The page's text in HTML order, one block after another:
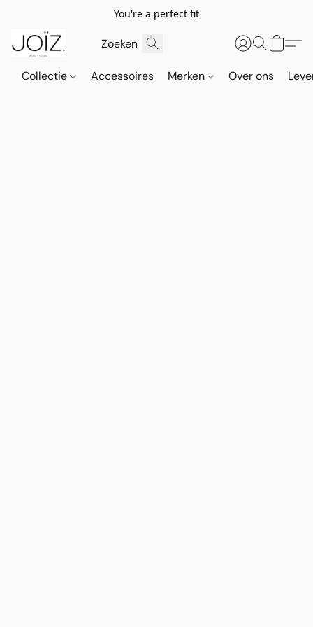
You're a perfect fit
Collectie Accessoires Merken Over ons